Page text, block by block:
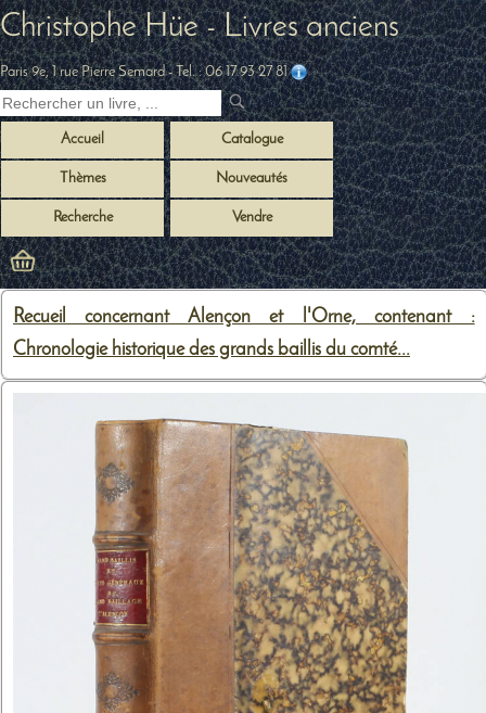
Christophe Hüe - Livres anciens
Paris 9e, 1 rue Pierre Semard- Tel. :06 17 93 27 81
Accueil Catalogue
Thèmes Nouveautés
Recherche Vendre
Recueil concernant Alençon et l'Orne, contenant :
Chronologie historique des grands baillis du comté...